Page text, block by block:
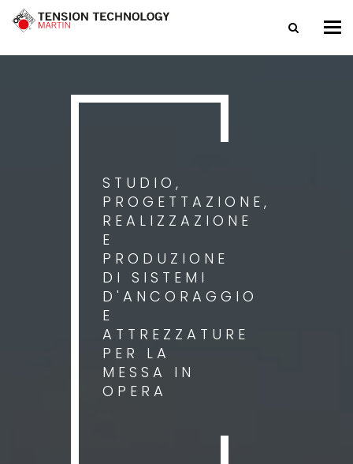
STUDIO,
PROGETTAZIONE,
REALIZZAZIONE
E
PRODUZIONE
DI SISTEMI
D'ANCORAGGIO
E
ATTREZZATURE
PER LA
MESSA IN
OPERA